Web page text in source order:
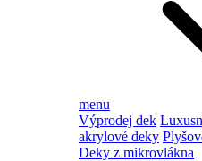
menu
Výprodej dek
akrylové deky
Deky z mikrovlákna